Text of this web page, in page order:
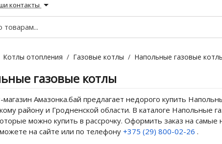
контакты
Котлы отопления / Газовые котлы / Напольные газовые
газовые котлы
Амазонка.бай предлагает недорого купить
району и Гродненской области. В каталоге Напольные
можно купить в рассрочку. Оформить заказ на
на сайте или по телефону +375 (29) 800-02-26 .